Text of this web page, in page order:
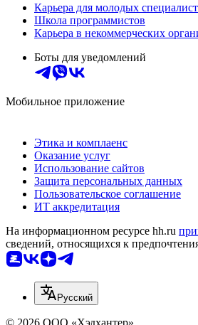
Карьера для молодых
Школа программистов
Карьера в некоммерческих
Боты для уведомлений
Мобильное приложение
Этика и комплаенс
Оказание услуг
Использование сайтов
Защита персональных данных
Пользовательское соглашение
ИТ аккредитация
На информационном ресурсе hh.ru
сведений, относящихся к
Русский
© 2026 ООО «Хэдхантер»